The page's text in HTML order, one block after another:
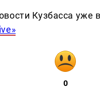
Кузбасса уже
0